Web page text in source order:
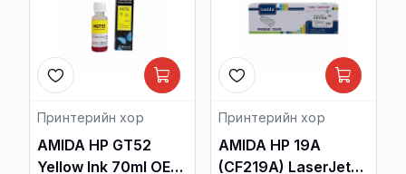
Принтерийн хор
AMIDA HP GT52
Yellow Ink 70ml OEM
Принтерийн хор
AMIDA HP 19A
(CF219A) LaserJet